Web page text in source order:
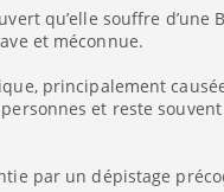
qu’elle souffre d’une
et méconnue.
principalement
et reste
par un dépistage
pendant